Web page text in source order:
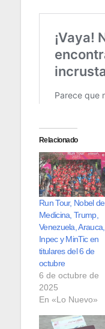
Relacionado
Run Tour, Nobel de
Medicina, Trump,
Venezuela, Arauca,
Inpec y MinTic en
titulares del 6 de
octubre
6 de octubre de
2025
En «Lo Nuevo»